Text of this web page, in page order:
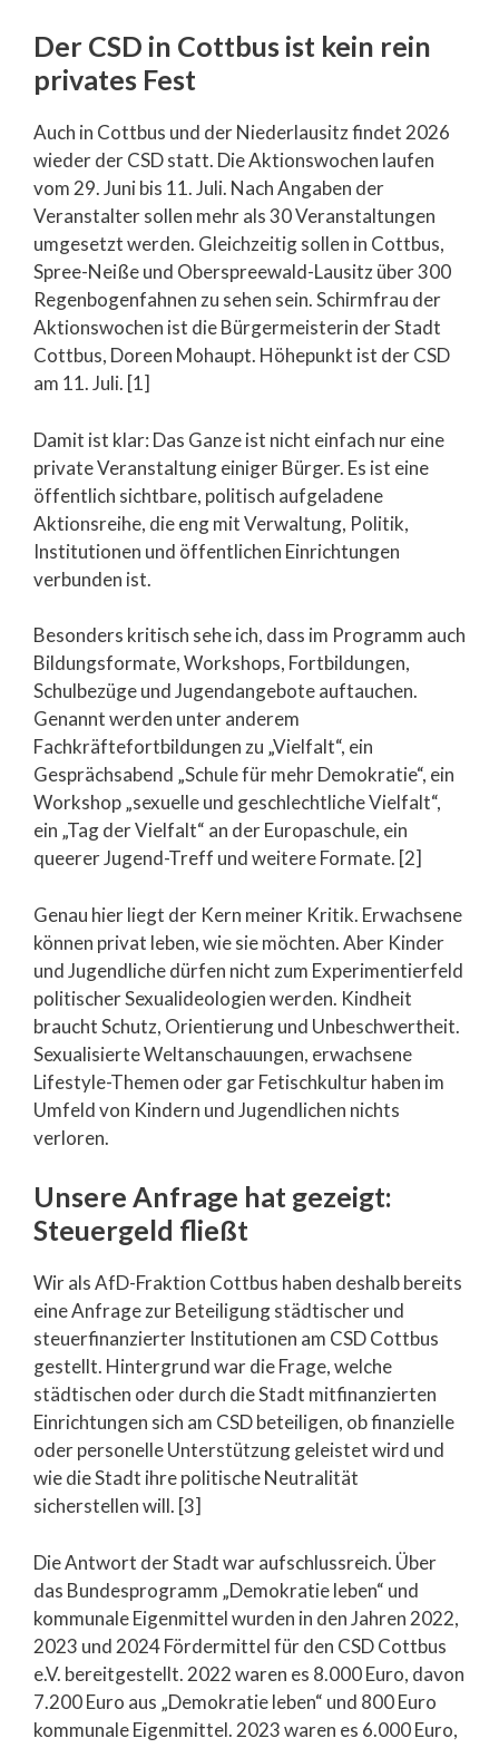
Der CSD in Cottbus ist kein rein
privates Fest
Auch in Cottbus und der Niederlausitz findet 2026
wieder der CSD statt. Die Aktionswochen laufen
vom 29. Juni bis 11. Juli. Nach Angaben der
Veranstalter sollen mehr als 30 Veranstaltungen
umgesetzt werden. Gleichzeitig sollen in Cottbus,
Spree-Neiße und Oberspreewald-Lausitz über 300
Regenbogenfahnen zu sehen sein. Schirmfrau der
Aktionswochen ist die Bürgermeisterin der Stadt
Cottbus, Doreen Mohaupt. Höhepunkt ist der CSD
am 11. Juli. [1]
Damit ist klar: Das Ganze ist nicht einfach nur eine
private Veranstaltung einiger Bürger. Es ist eine
öffentlich sichtbare, politisch aufgeladene
Aktionsreihe, die eng mit Verwaltung, Politik,
Institutionen und öffentlichen Einrichtungen
verbunden ist.
Besonders kritisch sehe ich, dass im Programm auch
Bildungsformate, Workshops, Fortbildungen,
Schulbezüge und Jugendangebote auftauchen.
Genannt werden unter anderem
Fachkräftefortbildungen zu „Vielfalt“, ein
Gesprächsabend „Schule für mehr Demokratie“, ein
Workshop „sexuelle und geschlechtliche Vielfalt“,
ein „Tag der Vielfalt“ an der Europaschule, ein
queerer Jugend-Treff und weitere Formate. [2]
Genau hier liegt der Kern meiner Kritik. Erwachsene
können privat leben, wie sie möchten. Aber Kinder
und Jugendliche dürfen nicht zum Experimentierfeld
politischer Sexualideologien werden. Kindheit
braucht Schutz, Orientierung und Unbeschwertheit.
Sexualisierte Weltanschauungen, erwachsene
Lifestyle-Themen oder gar Fetischkultur haben im
Umfeld von Kindern und Jugendlichen nichts
verloren.
Unsere Anfrage hat gezeigt:
Steuergeld fließt
Wir als AfD-Fraktion Cottbus haben deshalb bereits
eine Anfrage zur Beteiligung städtischer und
steuerfinanzierter Institutionen am CSD Cottbus
gestellt. Hintergrund war die Frage, welche
städtischen oder durch die Stadt mitfinanzierten
Einrichtungen sich am CSD beteiligen, ob finanzielle
oder personelle Unterstützung geleistet wird und
wie die Stadt ihre politische Neutralität
sicherstellen will. [3]
Die Antwort der Stadt war aufschlussreich. Über
das Bundesprogramm „Demokratie leben“ und
kommunale Eigenmittel wurden in den Jahren 2022,
2023 und 2024 Fördermittel für den CSD Cottbus
e.V. bereitgestellt. 2022 waren es 8.000 Euro, davon
7.200 Euro aus „Demokratie leben“ und 800 Euro
kommunale Eigenmittel. 2023 waren es 6.000 Euro,